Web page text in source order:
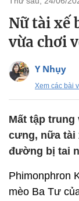
Nữ tài xế
vừa chơi
Y Nhụy
Xem các bài
Mất tập
cưng, nữa tài
đường bị tai
Phimonphron
mèo Ba Tư